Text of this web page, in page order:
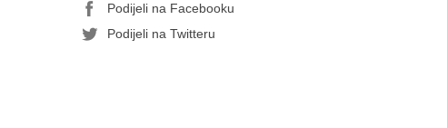
Podijeli na Facebooku
Podijeli na Twitteru